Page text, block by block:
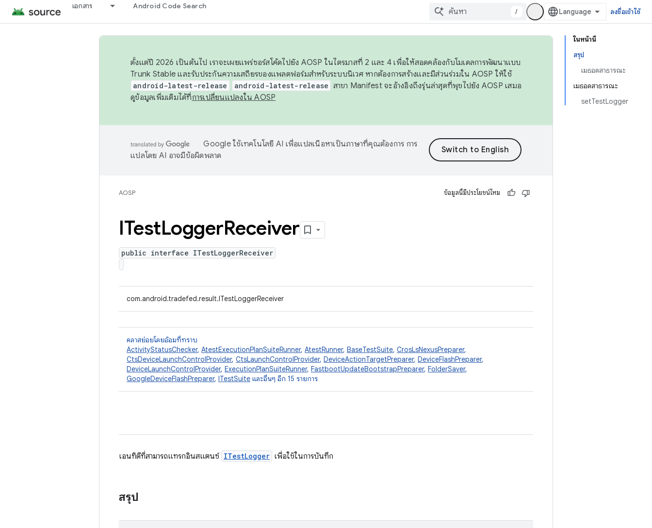
เอกสาร Android Code Search
/ ลงชื่อเข้าใช้
ในหน้านี้
สรุป
เมธอดสาธารณะ
เมธอดสาธารณะ
setTestLogger
ตั้งแต่ปี 2026 เป็นต้นไป เราจะเผยแพร่ซอร์สโค้ดไปยัง AOSP ในไตรมาสที่ 2 และ 4 เพื่อให้สอดคล้องกับโมเดลการพัฒนาแบบ
Trunk Stable และรับประกันความเสถียรของแพลตฟอร์มสำหรับระบบนิเวศ หากต้องการสร้างและมีส่วนร่วมใน AOSP ให้ใช้
android-latest-release android-latest-release สาขา Manifest จะอ้างอิงถึงรุ่นล่าสุดที่พุชไปยัง AOSP เสมอ
ดูข้อมูลเพิ่มเติมได้ที่การเปลี่ยนแปลงใน AOSP
Google ใช้เทคโนโลยี AI เพื่อแปลเนื้อหาเป็นภาษาที่คุณต้องการ การ
แปลโดย AI อาจมีข้อผิดพลาด
AOSP ข้อมูลนี้มีประโยชน์ไหม
ITestLoggerReceiver
public interface ITestLoggerReceiver
com.android.tradefed.result.ITestLoggerReceiver
คลาสย่อยโดยอ้อมที่ทราบ
ActivityStatusChecker, AtestExecutionPlanSuiteRunner, AtestRunner, BaseTestSuite, CrosLsNexusPreparer,
CtsDeviceLaunchControlProvider, CtsLaunchControlProvider, DeviceActionTargetPreparer, DeviceFlashPreparer,
DeviceLaunchControlProvider, ExecutionPlanSuiteRunner, FastbootUpdateBootstrapPreparer, FolderSaver,
GoogleDeviceFlashPreparer, ITestSuite และอื่นๆ อีก 15 รายการ
เอนทิตีที่สามารถแทรกอินสแตนซ์ ITestLogger เพื่อใช้ในการบันทึก
สรุป